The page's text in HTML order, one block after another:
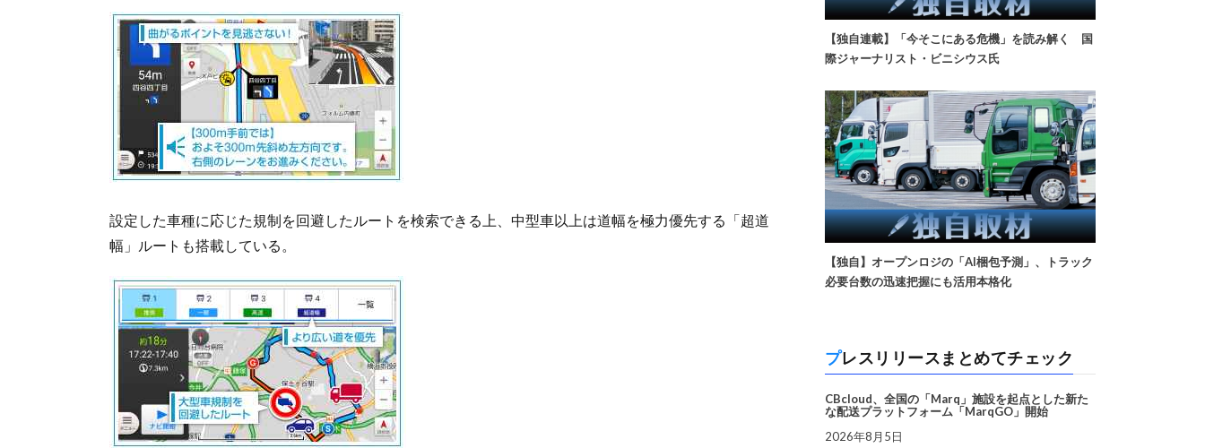
設定した車種に応じた規制を回避したルートを検索できる上、中型車以上は道幅を極力優先する「超道
幅」ルートも搭載している。
【独自連載】「今そこにある危機」を読み解く 国
際ジャーナリスト・ビニシウス氏
【独自】オープンロジの「AI梱包予測」、トラック
必要台数の迅速把握にも活用本格化
プレスリリースまとめてチェック
CBcloud、全国の「Marq」施設を起点とした新た
な配送プラットフォーム「MarqGO」開始
2026年8月5日